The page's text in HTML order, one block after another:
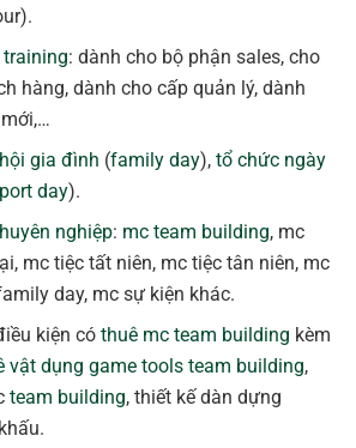
: dành cho bộ phận sales, cho
hàng, dành cho cấp quản lý, dành
gia đình (family day),tổ chức ngày
day).
nghiệp: mc team building, mc
mc tiệc tất niên, mc tiệc tân niên, mc
day, mc sự kiện khác.
kiện cóthuê mc team building kèm
vật dụng game tools team building,
team building, thiết kế dàn dựng